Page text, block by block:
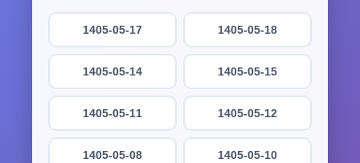
1405-05-18
1405-05-17
1405-05-15
1405-05-14
1405-05-12
1405-05-11
1405-05-10
1405-05-08